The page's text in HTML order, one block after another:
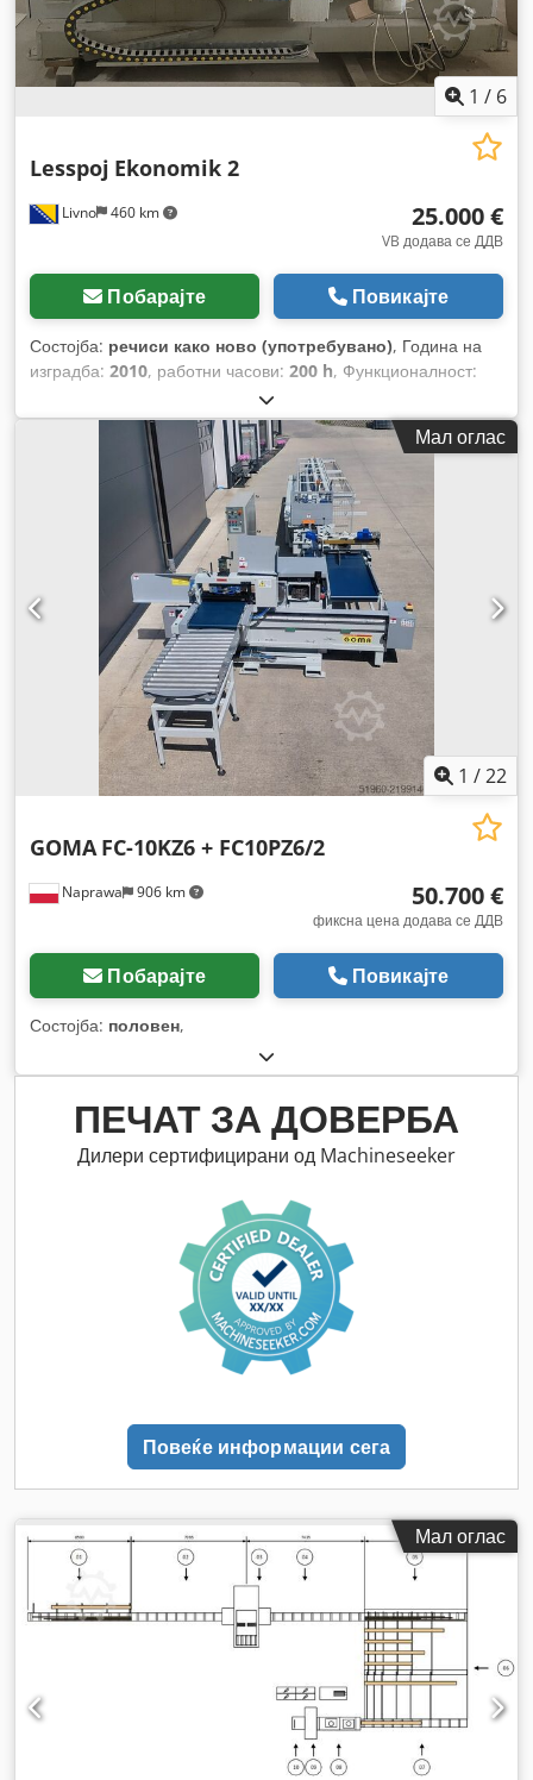
1 / 6
Livno 460 km
Lesspoj Ekonomik 2
25.000 €
VB додава се ДДВ
Побарајте Повикајте
Состојба: речиси како ново (употребувано), Година на
изградба: 2010, работни часови: 200 h, Функционалност:
Мал оглас
1 /22
Naprawa 906 km
GOMA FC-10KZ6 + FC10PZ6/2
50.700 €
фиксна цена додава се ДДВ
Побарајте Повикајте
Состојба: половен,
ПЕЧАТ ЗА ДОВЕРБА
Дилери сертифицирани од Machineseeker
Повеќе информации сега
Мал оглас